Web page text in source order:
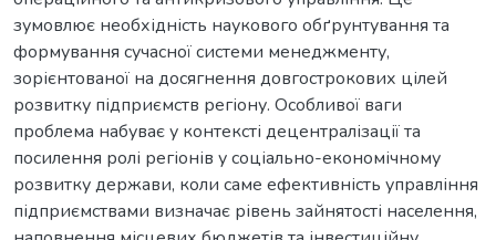
зумовлює необхідність наукового обґрунтування та
формування сучасної системи менеджменту,
зорієнтованої на досягнення довгострокових цілей
розвитку підприємств регіону. Особливої ваги
проблема набуває у контексті децентралізації та
посилення ролі регіонів у соціально-економічному
розвитку держави, коли саме ефективність управління
підприємствами визначає рівень зайнятості населення,